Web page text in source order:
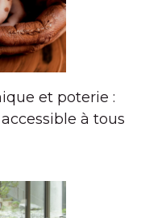
et poterie :
à tous